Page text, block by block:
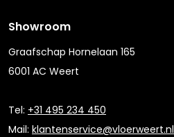
Showroom
Graafschap Hornelaan 165
6001 AC Weert
Tel: +31 495 234 450
Mail: klantenservice@vloerweert.nl